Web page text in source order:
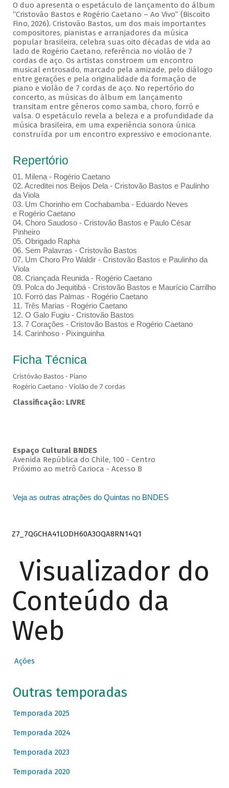
O duo apresenta o espetáculo de lançamento do álbum
“Cristovão Bastos e Rogério Caetano – Ao Vivo” (Biscoito
Fino, 2026). Cristovão Bastos, um dos mais importantes
compositores, pianistas e arranjadores da música
popular brasileira, celebra suas oito décadas de vida ao
lado de Rogério Caetano, referência no violão de 7
cordas de aço. Os artistas constroem um encontro
musical entrosado, marcado pela amizade, pelo diálogo
entre gerações e pela originalidade da formação de
piano e violão de 7 cordas de aço. No repertório do
concerto, as músicas do álbum em lançamento
transitam entre gêneros como samba, choro, forró e
valsa. O espetáculo revela a beleza e a profundidade da
música brasileira, em uma experiência sonora única
construída por um encontro expressivo e emocionante.
Repertório
01. Milena - Rogério Caetano
02. Acreditei nos Beijos Dela - Cristovão Bastos e Paulinho
da Viola
03. Um Chorinho em Cochabamba - Eduardo Neves
e Rogério Caetano
04. Choro Saudoso - Cristovão Bastos e Paulo César
Pinheiro
05. Obrigado Rapha
06. Sem Palavras - Cristovão Bastos
07. Um Choro Pro Waldir - Cristovão Bastos e Paulinho da
Viola
08. Criançada Reunida - Rogério Caetano
09. Polca do Jequitibá - Cristovão Bastos e Maurício Carrilho
10. Forró das Palmas - Rogério Caetano
11. Três Marias - Rogério Caetano
12. O Galo Fugiu - Cristovão Bastos
13. 7 Corações - Cristovão Bastos e Rogério Caetano
14. Carinhoso - Pixinguinha
Ficha Técnica
Cristóvão Bastos - Piano
Rogério Caetano - Violão de 7 cordas
Classificação: LIVRE
Espaço Cultural BNDES
Avenida República do Chile, 100 - Centro
Próximo ao metrô Carioca - Acesso B
Veja as outras atrações do Quintas no BNDES
Z7_7QGCHA41LODH60A3OQA8RN14Q1
Visualizador do
Conteúdo da
Web
Ações
Outras temporadas
Temporada 2025
Temporada 2024
Temporada 2023
Temporada 2020